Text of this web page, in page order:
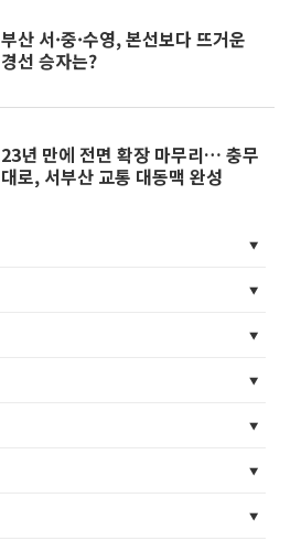
부산 서·중·수영, 본선보다 뜨거운
경선 승자는?
23년 만에 전면 확장 마무리… 충무
대로, 서부산 교통 대동맥 완성